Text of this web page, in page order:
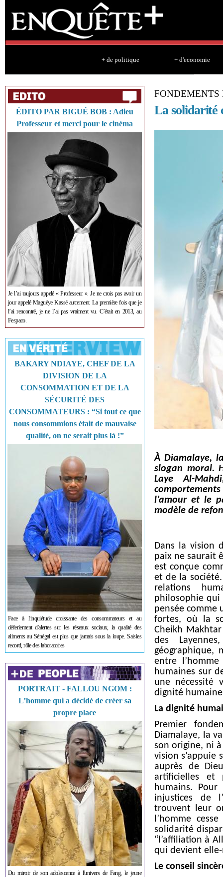
+ de politique + d'economie
ÉDITO PAR BIGUÉ BOB : Adieu
Professeur et merci pour le cinéma
Je l’ai toujours appelé « Professeur ». Je ne crois pas avoir un
jour appelé Maguèye Kassé autrement. La première fois que je
l’ai rencontré, je ne l’ai pas vraiment vu. C’était en 2013, au
Fespaco.
BAKARY NDIAYE, CHEF DE LA
DIVISION DE LA
CONSOMMATION ET DE LA
SÉCURITÉ DES
CONSOMMATEURS : “Si tout ce que
nous consommions était de mauvaise
qualité, on ne serait plus là !”
Face à l'inquiétude croissante des consommateurs et au
déferlement d'alertes sur les réseaux sociaux, la qualité des
aliments au Sénégal est plus que jamais sous la loupe. Saisies
record, rôle des laboratoires
PORTRAIT - FALLOU NGOM :
L’homme qui a décidé de créer sa
propre place
Du miroir de son adolescence à l'univers de Fang, le jeune
FONDEMENTS
La solidarité
À Diamalaye,
slogan moral.
Laye Al-
l’amour et le
modèle de
Dans la vision
paix ne saurait
est conçue
et de la
relations
philosophie qui
pensée comme
fortes, où la
Cheikh
des
géographique,
entre
humaines sur
une nécessité
dignité
La dignité
Premier
Diamalaye, la
son origine, ni
vision s’appuie
auprès de
artificielles et
humains.
injustices de
trouvent leur
l’homme
solidarité
“l’affiliation à
qui devient
Le conseil